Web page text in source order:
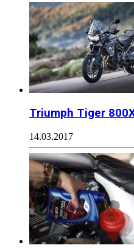
Triumph Tiger
14.03.2017